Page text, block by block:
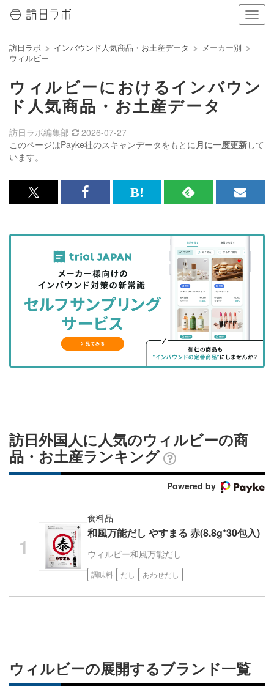
ナ
ビ
ン
切
訪日ラボ インバウンド人気商品・お土産データ
メーカー別
ウィルビー
ウィルビーにおけるインバウン
ド人気商品・お土産データ
このページはPayke社のスキャンデータをもとに月に一度更新して
います。
訪日ラボ編集部 2026-07-27
x<br>
記
を
シ
ェ
る
Facebook<br>
記
事
を
シ
ェ
ア
す
る
は
な
ッ
ク
マ
に
RSS
記
事
を
購
読
す
る
メ
マ
ガ
登
録
す
る
訪日外国人に人気のウィルビーの商
品・お土産ランキング
Powered by
食料品
和風万能だし やすまる 赤(8.8g*30包入)
ウィルビー和風万能だし
調味料 だし あわせだし
ウィルビーの展開するブランド一覧